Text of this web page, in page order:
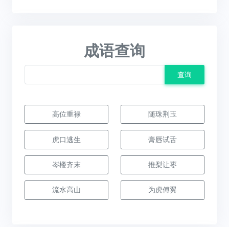
成语查询
查询
高位重禄 随珠荆玉
虎口逃生 膏唇试舌
岑楼齐末 推梨让枣
流水高山 为虎傅翼